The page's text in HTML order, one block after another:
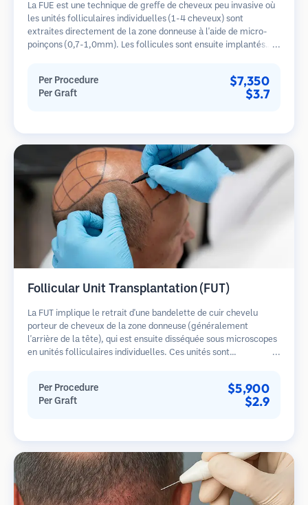
La FUE est une technique de greffe de cheveux peu invasive où
les unités folliculaires individuelles (1-4 cheveux) sont
extraites directement de la zone donneuse à l'aide de micro-
poinçons (0,7-1,0mm). Les follicules sont ensuite implantés
guérison plus rapide par rapport aux méthodes de prélèvement
en bandelette.
Per Procedure $7,350
Per Graft $3.7
Follicular Unit Transplantation (FUT)
La FUT implique le retrait d'une bandelette de cuir chevelu
porteur de cheveux de la zone donneuse (généralement
l'arrière de la tête), qui est ensuite disséquée sous microscopes
en unités folliculaires individuelles. Ces unités sont
une cicatrice linéaire.
Per Procedure $5,900
Per Graft $2.9